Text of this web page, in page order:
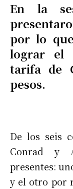
En la
por lo
lograr el
tarifa de
pesos.
De los seis
Conrad y
presentes:
y el otro por